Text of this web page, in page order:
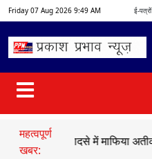
Friday 07 Aug 2026 9:49 AM ई-पत्रों
महत्वपूर्ण
खबर:
सड़क हादसे में माफिया अतीक